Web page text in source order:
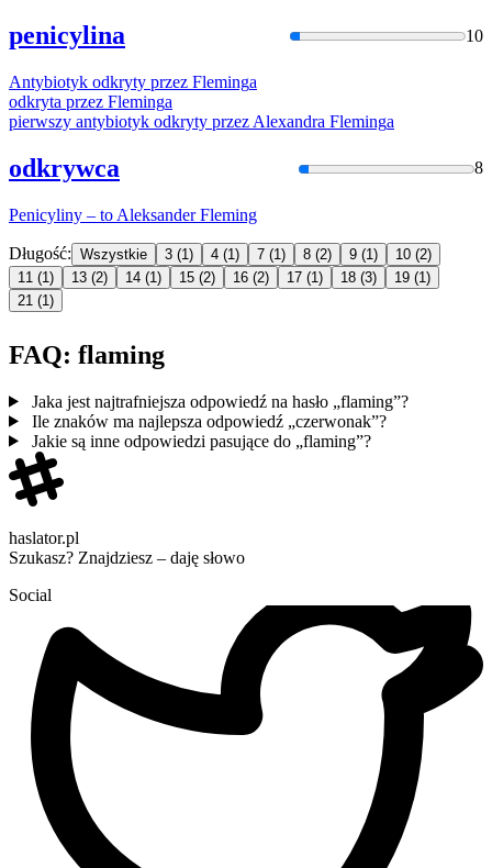
penicylina 10
Antybiotyk odkryty przez Fleminga
odkryta przez Fleminga
pierwszy antybiotyk odkryty przez Alexandra Fleminga
odkrywca 8
Penicyliny – to AleksanderFleming
Długość: Wszystkie 3 (1) 4 (1) 7 (1) 8 (2) 9 (1) 10 (2)
11 (1) 13 (2) 14 (1) 15 (2) 16 (2) 17 (1) 18 (3) 19 (1)
21 (1)
FAQ: flaming
Jaka jest najtrafniejsza odpowiedź na hasło „flaming”?
Ile znaków ma najlepsza odpowiedź „czerwonak”?
Jakie są inne odpowiedzi pasujące do „flaming”?
haslator.pl
Szukasz? Znajdziesz – daję słowo
Social